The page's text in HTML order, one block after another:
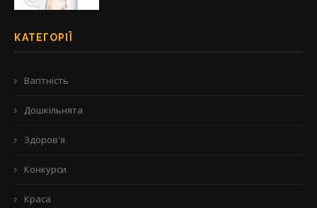
КАТЕГОРІЇ
Вагітність
Дошкільнята
Здоров'я
Конкурси
Краса